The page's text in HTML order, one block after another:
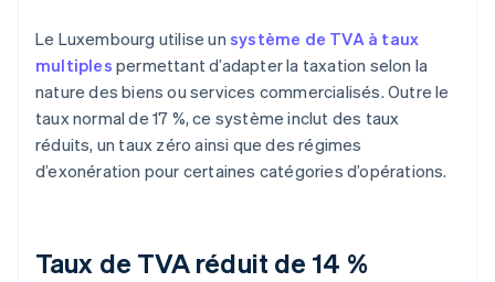
Le Luxembourg utilise un système de TVA à taux
multiples permettant d’adapter la taxation selon la
nature des biens ou services commercialisés. Outre le
taux normal de 17 %, ce système inclut des taux
réduits, un taux zéro ainsi que des régimes
d’exonération pour certaines catégories d’opérations.
Taux de TVA réduit de 14 %